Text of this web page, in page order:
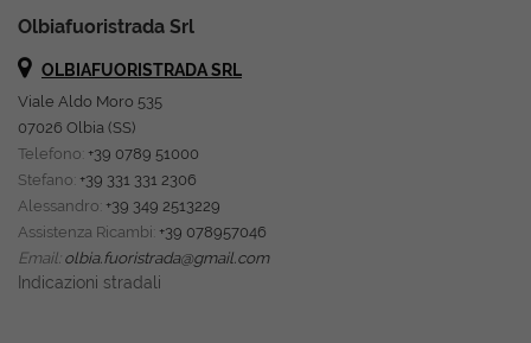
Olbiafuoristrada Srl
OLBIAFUORISTRADA SRL
Viale Aldo Moro 535
07026 Olbia (SS)
Telefono: +39 0789 51000
Stefano: +39 331 331 2306
Alessandro: +39 349 2513229
Assistenza Ricambi: +39 078957046
Email:olbia.fuoristrada@gmail.com
Indicazioni stradali